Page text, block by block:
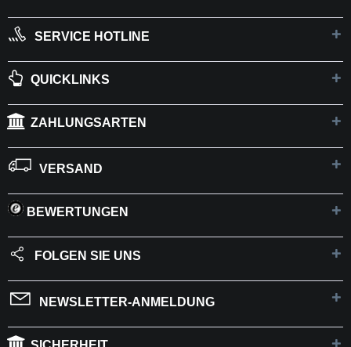
SERVICE HOTLINE
QUICKLINKS
ZAHLUNGSARTEN
VERSAND
BEWERTUNGEN
FOLGEN SIE UNS
NEWSLETTER-ANMELDUNG